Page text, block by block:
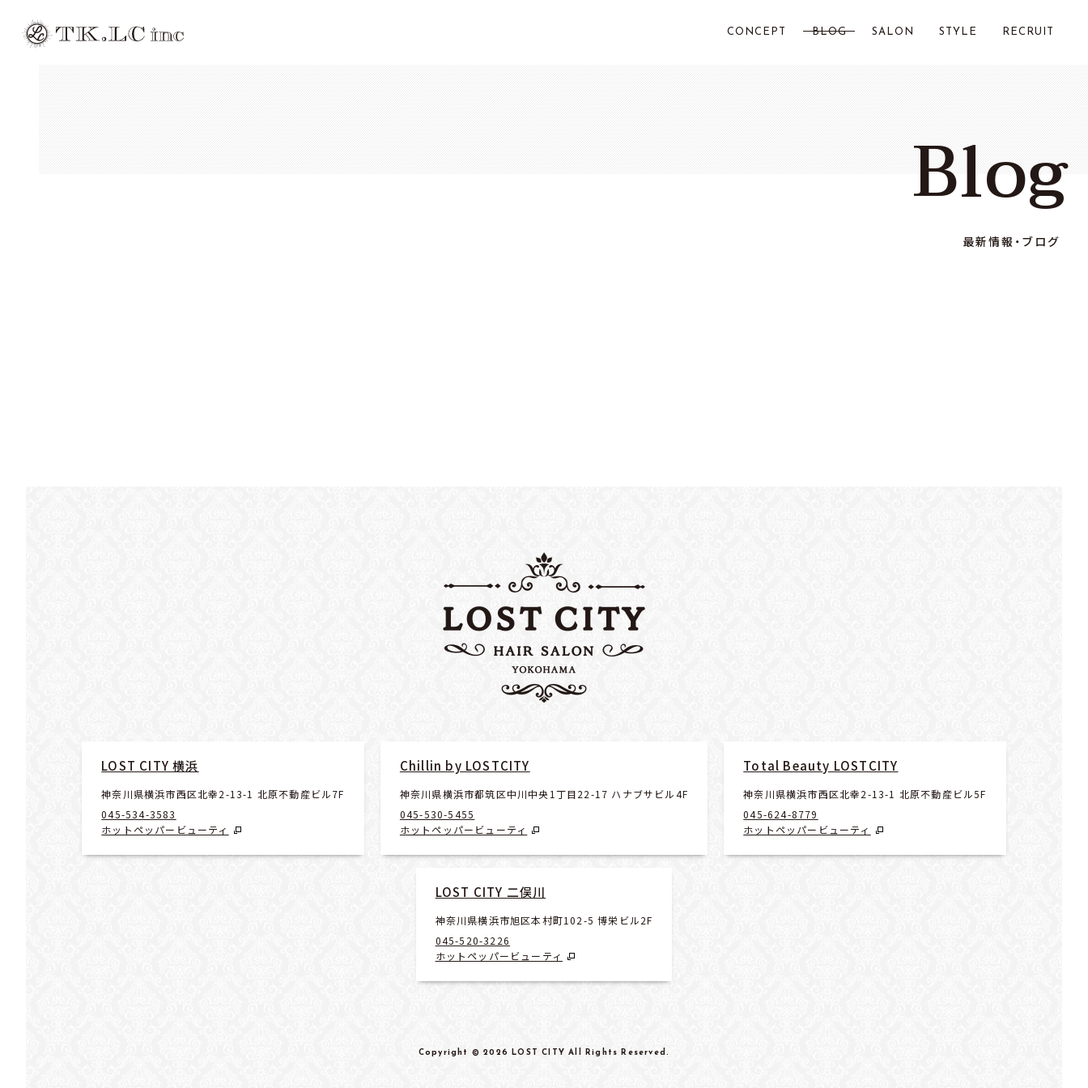
CONCEPT BLOG SALON
Total Beauty LOSTCITY
STYLE RECRUIT
Blog
最新情報・ブログ
LOST CITY 横浜
神奈川県横浜市西区北幸2-13-1 北原不動産ビル7F
045-534-3583
ホットペッパービューティ
Chillin by LOSTCITY
神奈川県横浜市都筑区中川中央1丁目22-17 ハナブサビル4F
045-530-5455
ホットペッパービューティ
Total Beauty LOSTCITY
神奈川県横浜市西区北幸2-13-1 北原不動産ビル5F
045-624-8779
ホットペッパービューティ
LOST CITY 二俣川
神奈川県横浜市旭区本村町102-5 博栄ビル2F
045-520-3226
ホットペッパービューティ
Copyright © 2026 LOST CITY All Rights Reserved .